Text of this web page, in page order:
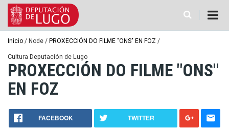
contido
principal
Miga
de
pan
Inicio Node PROXECCIÓN DO FILME "ONS" EN FOZ
Cultura Deputación de Lugo
PROXECCIÓN DO FILME "ONS"
EN FOZ
FACEBOOK TWITTER